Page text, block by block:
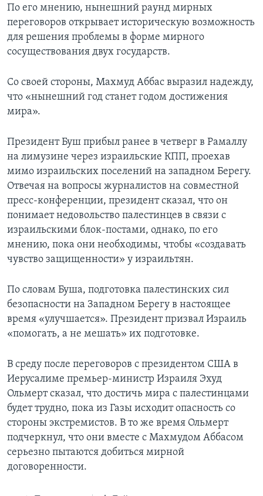
По его мнению, нынешний раунд мирных
переговоров открывает историческую возможность
для решения проблемы в форме мирного
сосуществования двух государств.
Со своей стороны, Махмуд Аббас выразил надежду,
что «нынешний год станет годом достижения
мира».
Президент Буш прибыл ранее в четверг в Рамаллу
на лимузине через израильские КПП, проехав
мимо израильских поселений на западном Берегу.
Отвечая на вопросы журналистов на совместной
пресс-конференции, президент сказал, что он
понимает недовольство палестинцев в связи с
израильскими блок-постами, однако, по его
мнению, пока они необходимы, чтобы «создавать
чувство защищенности» у израильтян.
По словам Буша, подготовка палестинских сил
безопасности на Западном Берегу в настоящее
время «улучшается». Президент призвал Израиль
«помогать, а не мешать» их подготовке.
В среду после переговоров с президентом США в
Иерусалиме премьер-министр Израиля Эхуд
Ольмерт сказал, что достичь мира с палестинцами
будет трудно, пока из Газы исходит опасность со
стороны экстремистов. В то же время Ольмерт
подчеркнул, что они вместе с Махмудом Аббасом
серьезно пытаются добиться мирной
договоренности.